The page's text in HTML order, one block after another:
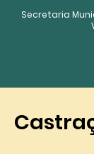
Secretaria